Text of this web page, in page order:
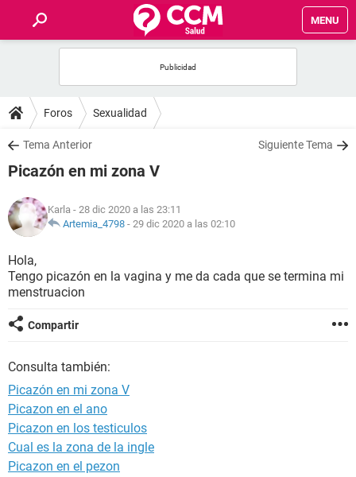
MENU
FOROS
SALUD
NUTRICIÓN
BIENESTAR
Foros Sexualidad
Tema Anterior Siguiente Tema
Picazón en mi zona V
Karla - 28 dic 2020 a las 23:11
Artemia_4798 - 29 dic 2020 a las 02:10
Hola,
Tengo picazón en la vagina y me da cada que se termina mi
menstruacion
Compartir
Consulta también:
Picazón en mi zona V
Picazon en el ano
Picazon en los testiculos
Cual es la zona de la ingle
Picazon en el pezon